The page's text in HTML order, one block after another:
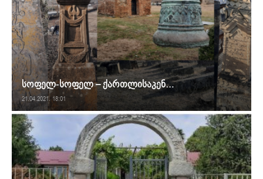
სოფელ-სოფელ – ქართლისაკენ…
21.04.2021. 18:01